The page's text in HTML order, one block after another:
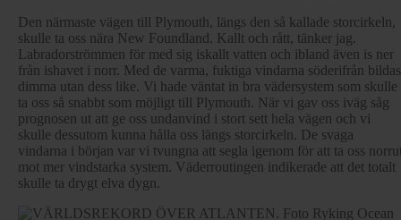
Den närmaste vägen till Plymouth, längs den så kallade storcirkeln,
skulle ta oss nära New Foundland. Kallt och rått, tänker jag.
Labradorströmmen för med sig iskallt vatten och ibland även is ner
från ishavet i norr. Med de varma, fuktiga vindarna söderifrån bildas
dimma utan dess like. Vi hade väntat in bra vädersystem som skulle
ta oss så snabbt som möjligt till Plymouth. När vi gav oss iväg såg
prognosen ut att ge oss undanvind i stort sett hela vägen och vi
skulle dessutom kunna hålla oss längs storcirkeln. De svaga
vindarna i början var vi tvungna att segla igenom för att ta oss
mot mer vindstarka system. Väderroutingen indikerade att det totalt
skulle ta drygt elva dygn.